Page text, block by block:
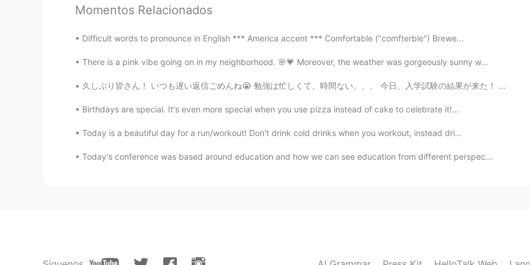
みましょう！コメントセクションにあげたら時間がある時に訂正してあげます〜是非使っ
てみてください！
何か質問があればコメントセクションで聞いてください。なるべくコメントを返します。
もし日本語の間違いがあれば訂正してもらえると嬉しいです！🙇
79 13
Momentos Relacionados
Difficult words to pronounce in English *** America accent *** Comfortable ("comfterble") Brewe...
There is a pink vibe going on in my neighborhood. 🌸💗 Moreover, the weather was gorgeously sunny w...
久しぶり皆さん！ いつも遅い返信ごめんね😭 勉強は忙しくて、時間ない、、、 今日、入学試験の結果が来た！ 大学を合格しました🥺 I passed university entrance ex...
Birthdays are special. It's even more special when you use pizza instead of cake to celebrate it!...
Today is a beautiful day for a run/workout! Don't drink cold drinks when you workout, instead dri...
Today's conference was based around education and how we can see education from different perspec...